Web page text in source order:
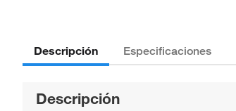
Descripción Especificaciones
Descripción